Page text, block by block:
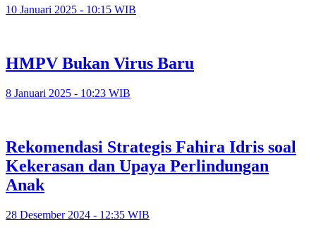
10 Januari 2025 - 10:15 WIB
HMPV Bukan Virus Baru
8 Januari 2025 - 10:23 WIB
Rekomendasi Strategis Fahira Idris soal
Kekerasan dan Upaya Perlindungan
Anak
28 Desember 2024 - 12:35 WIB